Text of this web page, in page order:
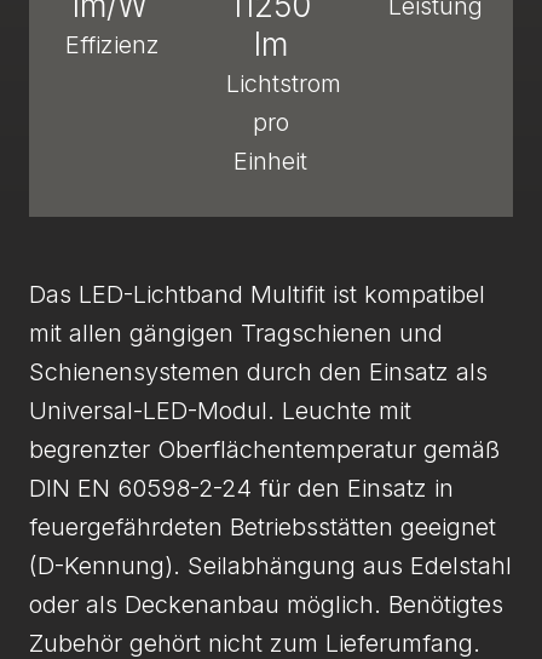
Effizienz
lm
Lichtstrom
pro
Einheit
Leistung
Das LED-Lichtband Multifit ist kompatibel
mit allen gängigen Tragschienen und
Schienensystemen durch den Einsatz als
Universal-LED-Modul. Leuchte mit
begrenzter Oberflächentemperatur gemäß
DIN EN 60598-2-24 für den Einsatz in
feuergefährdeten Betriebsstätten geeignet
(D-Kennung). Seilabhängung aus Edelstahl
oder als Deckenanbau möglich. Benötigtes
Zubehör gehört nicht zum Lieferumfang.